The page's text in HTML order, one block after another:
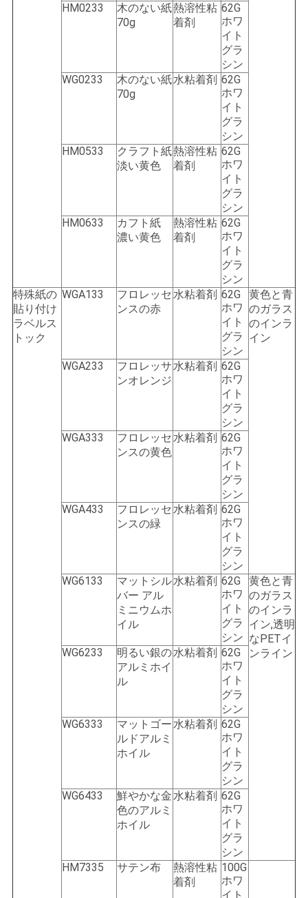
HM0233
木のない紙
70g
熱溶性粘
着剤
62G
ホワ
イト
グラ
シン
WG0233
木のない紙
70g
水粘着剤 62G
ホワ
イト
グラ
シン
HM0533
クラフト紙
淡い黄色
熱溶性粘
着剤
62G
ホワ
イト
グラ
シン
HM0633
カフト紙
濃い黄色
熱溶性粘
着剤
62G
ホワ
イト
グラ
シン
特殊紙の
貼り付け
ラベルス
トック
WGA133
フロレッセ
ンスの赤
水粘着剤 62G
ホワ
イト
グラ
シン
黄色と青
のガラス
のインラ
イン
WGA233
フロレッサ
ンオレンジ
水粘着剤 62G
ホワ
イト
グラ
シン
WGA333
フロレッセ
ンスの黄色
水粘着剤 62G
ホワ
イト
グラ
シン
WGA433
フロレッセ
ンスの緑
水粘着剤 62G
ホワ
イト
グラ
シン
WG6133
マットシル
バー アル
ミニウムホ
イル
水粘着剤 62G
ホワ
イト
グラ
シン
黄色と青
のガラス
のインラ
イン,透明
なPETイ
ンライン
WG6233
明るい銀の
アルミホイ
ル
水粘着剤 62G
ホワ
イト
グラ
シン
WG6333
マットゴー
ルドアルミ
ホイル
水粘着剤 62G
ホワ
イト
グラ
シン
WG6433
鮮やかな金
色のアルミ
ホイル
水粘着剤 62G
ホワ
イト
グラ
シン
HM7335
サテン布
熱溶性粘
着剤
100G
ホワ
イト